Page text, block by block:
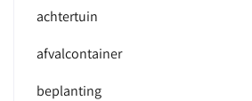
achtertuin
afvalcontainer
beplanting